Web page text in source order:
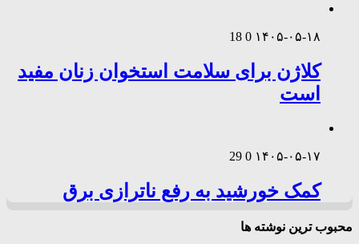
۱۴۰۵-۰۵-۱۸ 0
18
کلاژن برای سلامت استخوان زنان مفید
است
۱۴۰۵-۰۵-۱۷ 0
29
کمک خورشید به رفع ناترازی برق
محبوب ترین نوشته ها